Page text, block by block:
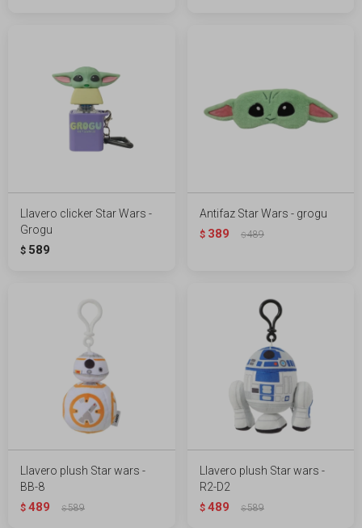
Llavero clicker Star Wars -
Grogu
$ 589
Antifaz Star Wars - grogu
$ 389 $489
Llavero plush Star wars -
BB-8
$ 489 $589
Llavero plush Star wars -
R2-D2
$ 489 $589